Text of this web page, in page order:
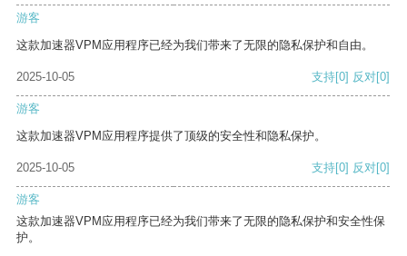
游客
这款加速器VPM应用程序已经为我们带来了无限的隐私保护和自由。
2025-10-05 支持[0] 反对[0]
游客
这款加速器VPM应用程序提供了顶级的安全性和隐私保护。
2025-10-05 支持[0] 反对[0]
游客
这款加速器VPM应用程序已经为我们带来了无限的隐私保护和安全性保
护。